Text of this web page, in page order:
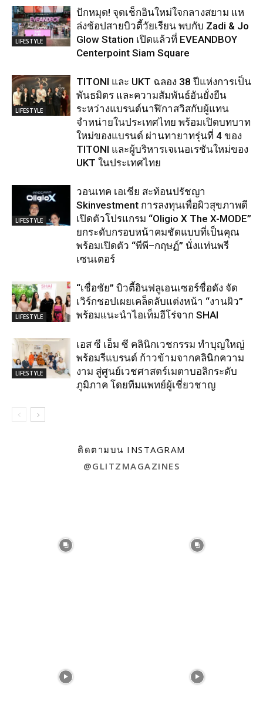
LIFESTYLE
ปักหมุด! จุดเช็กอินใหม่ใจกลางสยาม แห
ล่งช้อปสายบิวตี้วัยเรียน พบกับ Zadi & Jo
Glow Station เปิดแล้วที่ EVEANDBOY
Centerpoint Siam Square
LIFESTYLE
TITONI และ UKT ฉลอง 38 ปีแห่งการเป็น
พันธมิตร และความสัมพันธ์อันยั่งยืน
ระหว่างแบรนด์นาฬิกาสวิสกับผู้แทน
จำหน่ายในประเทศไทย พร้อมเปิดบทบาท
ใหม่ของแบรนด์ ผ่านทายาทรุ่นที่ 4 ของ
TITONI และผู้บริหารเจเนอเรชันใหม่ของ
UKT ในประเทศไทย
LIFESTYLE
วอนเทค เอเชีย สะท้อนปรัชญา
Skinvestment การลงทุนเพื่อผิวสุขภาพดี
เปิดตัวโปรแกรม “Oligio X The X-MODE”
ยกระดับกรอบหน้าคมชัดแบบที่เป็นคุณ
พร้อมเปิดตัว “พีพี–กฤษฏ์” นั่งแท่นพรี
เซนเตอร์
LIFESTYLE
“เชื่อชัย” บิวตี้อินฟลูเอนเซอร์ชื่อดัง จัด
เวิร์กชอปเผยเคล็ดลับแต่งหน้า “งานผิว”
พร้อมแนะนำไอเท็มฮีโร่จาก SHAI
LIFESTYLE
เอส ซี เอ็ม ซี คลินิกเวชกรรม ทำบุญใหญ่
พร้อมรีแบรนด์ ก้าวข้ามจากคลินิกความ
งาม สู่ศูนย์เวชศาสตร์เมตาบอลิกระดับ
ภูมิภาค โดยทีมแพทย์ผู้เชี่ยวชาญ
ติดตามบน INSTAGRAM
@GLITZMAGAZINES